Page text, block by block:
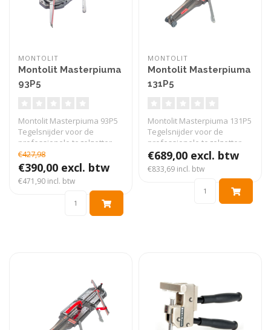
MONTOLIT
Montolit Masterpiuma
93P5
Montolit Masterpiuma 93P5
Tegelsnijder voor de
professionele tegelzetter.
Snij..
€427,98
€390,00 excl. btw
€471,90 incl. btw
MONTOLIT
Montolit Masterpiuma
131P5
Montolit Masterpiuma 131P5
Tegelsnijder voor de
professionele tegelzetter.
Sni..
€689,00 excl. btw
€833,69 incl. btw